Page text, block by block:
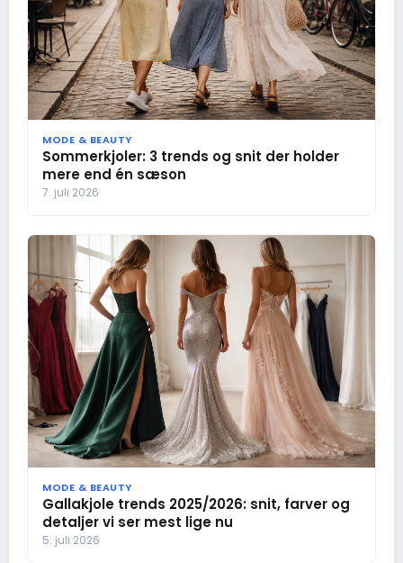
MODE & BEAUTY
Sommerkjoler: 3 trends og snit der holder
mere end én sæson
7. juli 2026
MODE & BEAUTY
Gallakjole trends 2025/2026: snit, farver og
detaljer vi ser mest lige nu
5. juli 2026